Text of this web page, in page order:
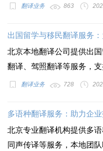
翻译业务 863
出国留学与移民翻译服务
北京本地翻译公司提供出
翻译、驾照翻译等服务，支
翻译业务 728
多语种翻译服务：助力企
北京专业翻译机构提供多
同声传译等服务，本地团队